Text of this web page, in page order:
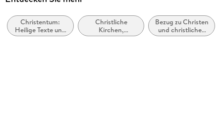
Verlag/Hersteller
Anaconda Verlag
Christentum:
Heilige Texte und
geheiligte
Christliche
Kirchen,
Konfessionen,
Bezug zu Christen
und christlichen
Gruppen